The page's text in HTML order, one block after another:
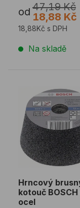
od 47,19 Kč
18,88 Kč
18,88Kč s DPH
Na skladě
Hrncový
Hrncový
kotouč BOSCH
ocel